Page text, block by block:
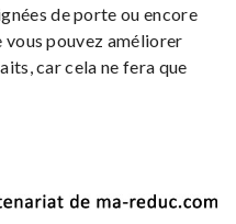
de porte ou encore
pouvez améliorer
car cela ne fera que